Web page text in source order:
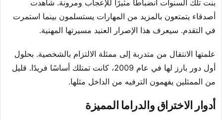
بنت تلك السنوات انضباطًا مثيرًا للإعجاب ومرونة. شاهدت
أصدقاء يتمتعون بالمزيد من المهارات يستسلمون بينما استمرت
في التقدم. سيعرف هذا الإصرار العنيد مسيرتها المهنية.
علمتها الانتقال من متدربة إلى ممثلة الالتزام بالشخصية. بحلول
أول دور بارز لها في عام 2009، كانت تمتلك أساسًا فريدًا. قليل
من الممثلين يفهمون الترفيه من الداخل مثلها.
أدوار الاختراق والدراما المميزة